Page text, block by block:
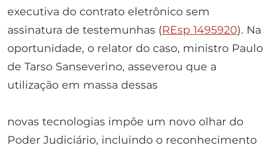
executiva do contrato eletrônico sem
assinatura de testemunhas (REsp 1495920). Na
oportunidade, o relator do caso, ministro Paulo
de Tarso Sanseverino, asseverou que a
utilização em massa dessas
novas tecnologias impõe um novo olhar do
Poder Judiciário, incluindo o reconhecimento